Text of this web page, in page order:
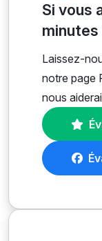
Si vous
minutes
Laissez-
notre page
nous